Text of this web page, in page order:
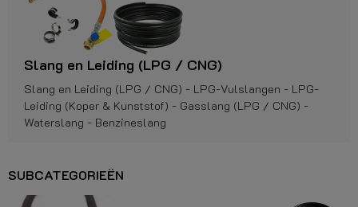
Slang en Leiding (LPG / CNG)
Slang en Leiding (LPG / CNG) - LPG-Vulslangen - LPG-
Leiding (Koper & Kunststof) - Gasslang (LPG / CNG) -
Waterslang - Benzineslang
SUBCATEGORIEËN